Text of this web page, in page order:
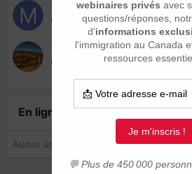
musenzi
28 juillet 2017
Tshimil86
27 juillet 2017
En ligne récemment
Aucun utilisateur enregistré regarde